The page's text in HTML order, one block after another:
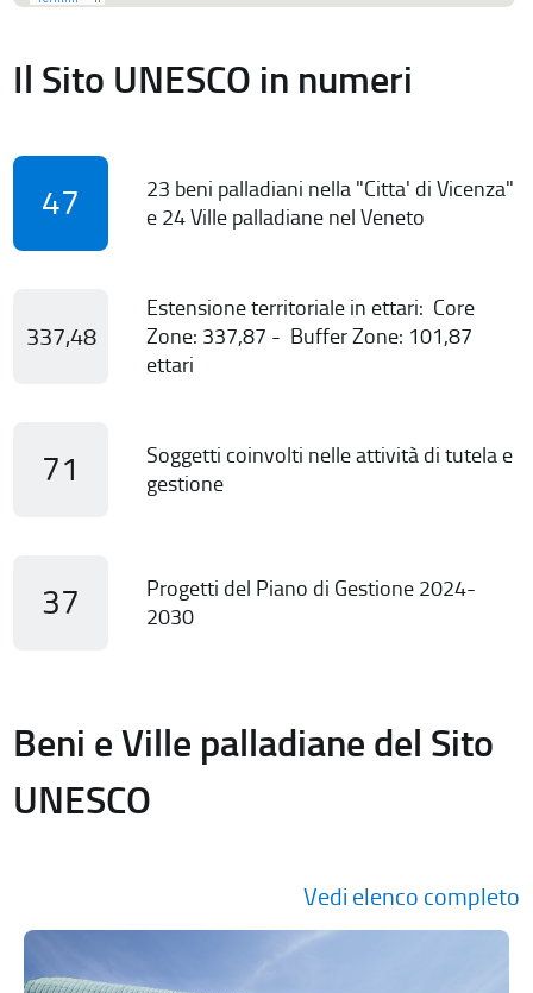
Il Sito UNESCO in numeri
47
23 beni palladiani nella "Citta' di Vicenza"
e 24 Ville palladiane nel Veneto
337,48
Estensione territoriale in ettari: Core
Zone: 337,87 - Buffer Zone: 101,87
ettari
71
Soggetti coinvolti nelle attività di tutela e
gestione
37
Progetti del Piano di Gestione 2024-
2030
Beni e Ville palladiane del Sito
UNESCO
Vedi elenco completo